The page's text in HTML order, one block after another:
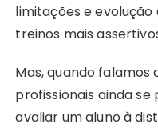
limitações e
treinos mais
Mas, quando falamos
profissionais ainda
avaliar um aluno à